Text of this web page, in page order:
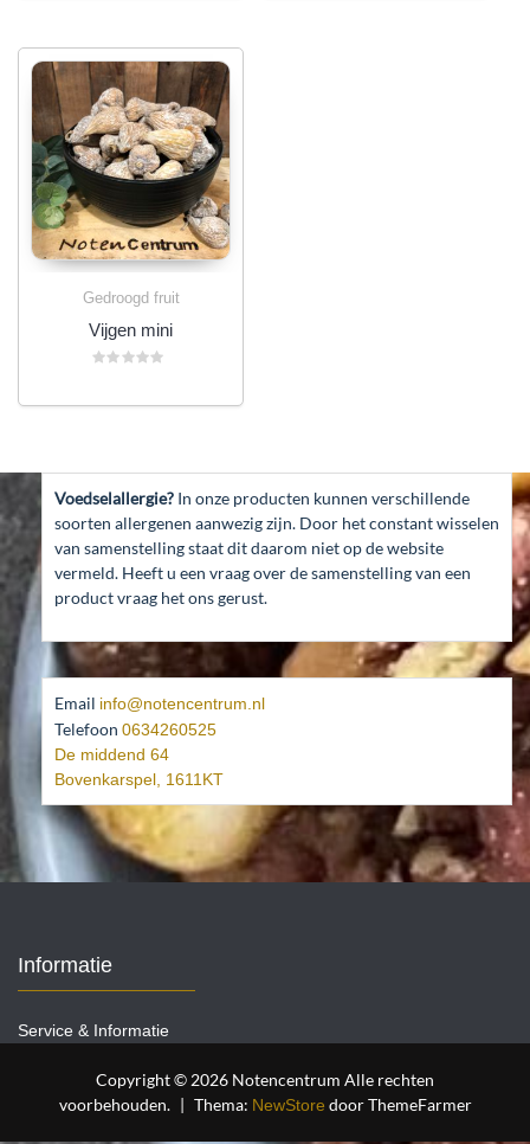
Gedroogd fruit
Vijgen mini
uit
Voedselallergie? In onze producten kunnen verschillende
soorten allergenen aanwezig zijn. Door het constant wisselen
van samenstelling staat dit daarom niet op de website
vermeld. Heeft u een vraag over de samenstelling van een
product vraag het ons gerust.
Email info@notencentrum.nl
Telefoon 0634260525
De middend 64
Bovenkarspel 1611KT
Informatie
Service & Informatie
Copyright © 2026 Notencentrum Alle rechten
voorbehouden. | Thema: NewStore door ThemeFarmer